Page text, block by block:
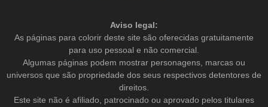
Aviso legal:
As páginas para colorir deste site são oferecidas gratuitamente
para uso pessoal e não comercial.
Algumas páginas podem mostrar personagens, marcas ou
universos que são propriedade dos seus respectivos detentores de
direitos.
Este site não é afiliado, patrocinado ou aprovado pelos titulares